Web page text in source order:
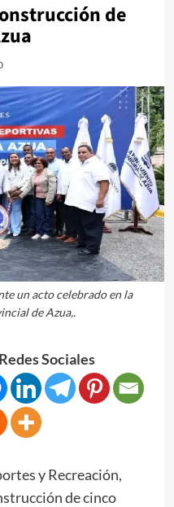
de
un acto celebrado en la
de Azua,.
Sociales
y Recreación,
de cinco